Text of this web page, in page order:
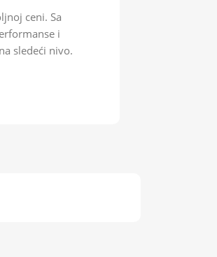
ceni. Sa
i
sledeći nivo.